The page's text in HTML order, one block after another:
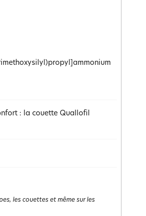
: la couette Quallofil
les couettes et même sur les